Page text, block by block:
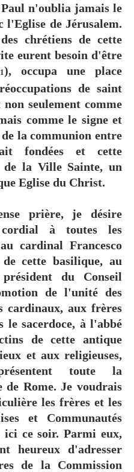
n'oublia jamais le
l'Eglise de Jérusalem.
chrétiens de cette
eurent besoin d'être
), occupa une place
de saint
seulement comme
comme le signe et
la communion entre
fondées et cette
de la Ville Sainte, un
Eglise du Christ.
prière, je désire
à toutes les
cardinal Francesco
cette basilique, au
du Conseil
de l'unité des
cardinaux, aux frères
le sacerdoce, à l'abbé
de cette antique
et aux religieuses,
toute la
de Rome. Je voudrais
les frères et les
et Communautés
ici ce soir. Parmi eux,
heureux d'adresser
de la Commission